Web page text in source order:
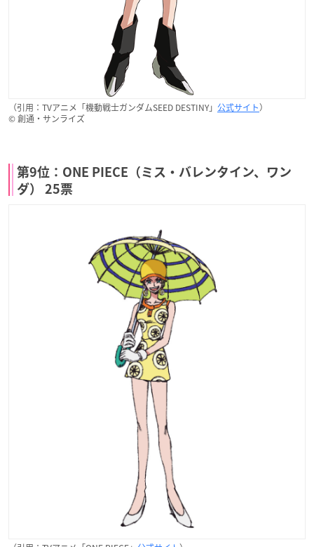
（引用：TVアニメ「機動戦士ガンダムSEED DESTINY」 公式サイト）
© 創通・サンライズ
第9位：ONE PIECE（ミス・バレンタイン、ワン
ダ） 25票